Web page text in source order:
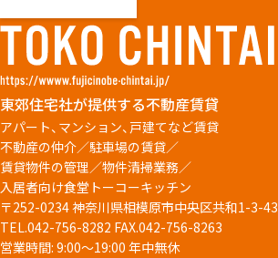
東郊住宅社が提供する不動産賃貸
アパート、マンション、戸建てなど賃貸
不動産の仲介／駐車場の賃貸／
賃貸物件の管理／物件清掃業務／
入居者向け食堂トーコーキッチン
〒252-0234 神奈川県相模原市中央区共和1-3-43
TEL.042-756-8282 FAX.042-756-8263
営業時間: 9:00～19:00 年中無休